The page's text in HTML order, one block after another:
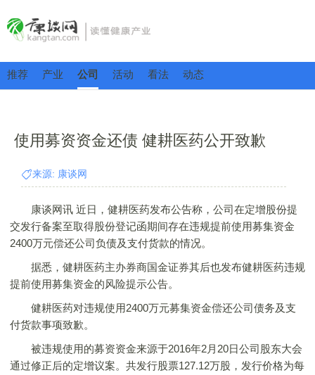
推荐 产业 公司 活动 看法 动态
使用募资资金还债 健耕医药公开致歉
来源: 康谈网
康谈网讯 近日，健耕医药发布公告称，公司在定增股份提
交发行备案至取得股份登记函期间存在违规提前使用募集资金
2400万元偿还公司负债及支付货款的情况。
据悉，健耕医药主办券商国金证券其后也发布健耕医药违规
提前使用募集资金的风险提示公告。
健耕医药对违规使用2400万元募集资金偿还公司债务及支
付货款事项致歉。
被违规使用的募资资金来源于2016年2月20日公司股东大会
通过修正后的定增议案。共发行股票127.12万股，发行价格为每